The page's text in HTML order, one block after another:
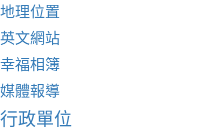
地理位置
英文網站
幸福相簿
媒體報導
行政單位